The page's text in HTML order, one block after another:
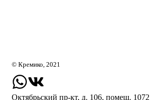
© Кремико, 2021
Октябрьский пр-кт, д. 106, помещ. 1072